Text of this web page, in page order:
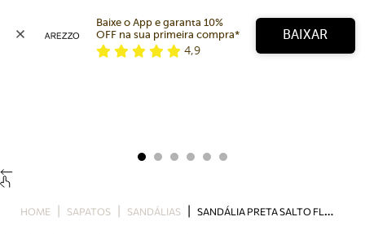
Bolsa
Baixe o App e garanta 10%
OFF na sua primeira compra*
4,9
BAIXAR
HOME SAPATOS SANDÁLIAS S
ANDÁLIA PRETA SALTO FLATFORM TIRAS